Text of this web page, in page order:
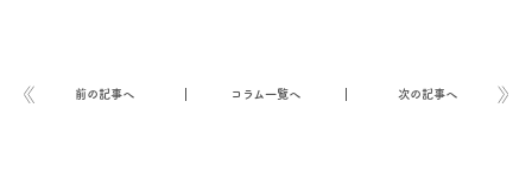
前の記事へ コラム一覧へ 次の記事へ